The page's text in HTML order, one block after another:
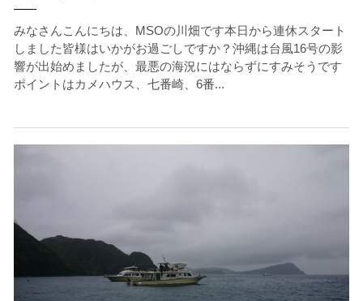
みなさんこんにちは、MSOの川畑です本日から連休スタート
しました皆様はいかがお過ごしですか？沖縄は台風16号の影
響が出始めましたが、最悪の海況にはならずにすみそうです
ポイントはカメハウス、七番崎、6番...